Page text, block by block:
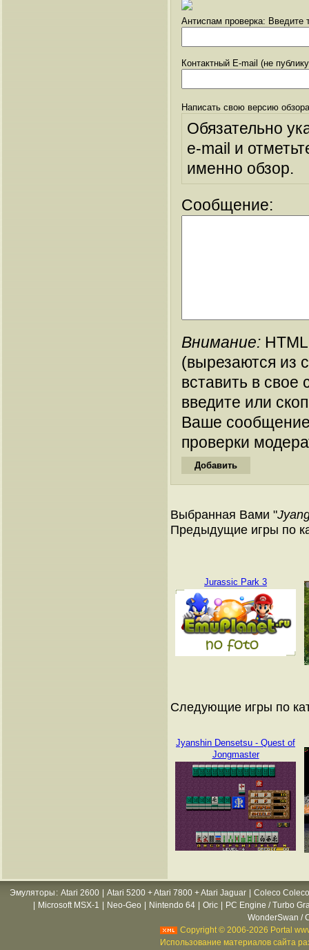
Антиспам проверка: Введите
Контактный E-mail (не
Написать свою версию
Обязательно
e-mail и
именно обзор.
Сообщение:
Внимание:
(вырезаются из
вставить в
введите или
Ваше
проверки
Выбранная Вами "
Предыдущие игры по
Jurassic Park 3
Следующие игры по
Jyanshin Densetsu - Quest of
Jongmaster
Эмуляторы : Atari 2600 Atari 5200 + Atari 7800 + Atari Jaguar
Coleco
Microsoft MSX-1 Neo-Geo Nintendo 64 Oric
PC Engine / Turbo
WonderSwan /
Copyright © 2006-2026 Portal
Использование материалов сайта